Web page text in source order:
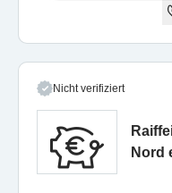
Nicht verifiziert
Nord